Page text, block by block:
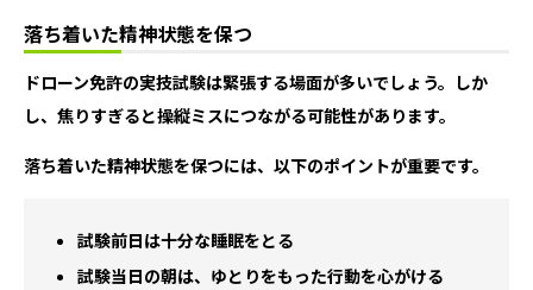
落ち着いた精神状態を保つ
ドローン免許の実技試験は緊張する場面が多いでしょう。しか
し、焦りすぎると操縦ミスにつながる可能性があります。
落ち着いた精神状態を保つには、以下のポイントが重要です。
試験前日は十分な睡眠をとる
試験当日の朝は、ゆとりをもった行動を心がける